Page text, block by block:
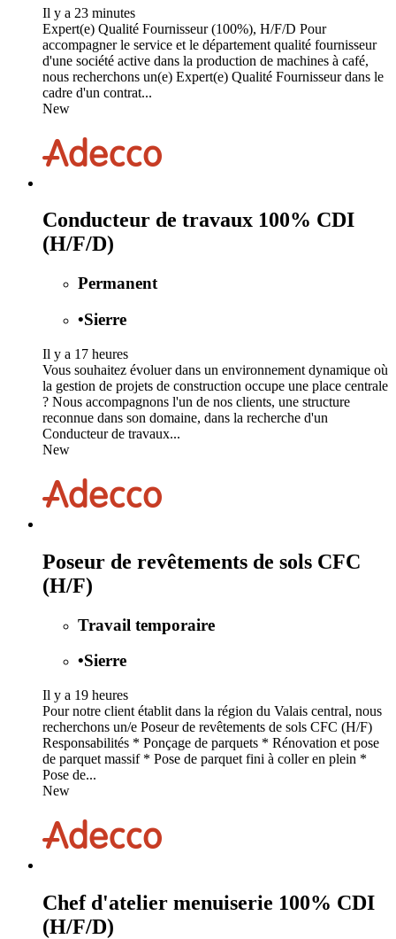
Il y a 23 minutes
Expert(e) Qualité Fournisseur (100%), H/F/D Pour
accompagner le service et le département qualité fournisseur
d'une société active dans la production de machines à café,
nous recherchons un(e) Expert(e) Qualité Fournisseur dans le
cadre d'un contrat...
New
Conducteur de travaux 100% CDI
(H/F/D)
Permanent
•Sierre
Il y a 17 heures
Vous souhaitez évoluer dans un environnement dynamique où
la gestion de projets de construction occupe une place centrale
? Nous accompagnons l'un de nos clients, une structure
reconnue dans son domaine, dans la recherche d'un
Conducteur de travaux...
New
Poseur de revêtements de sols CFC
(H/F)
Travail temporaire
•Sierre
Il y a 19 heures
Pour notre client établit dans la région du Valais central, nous
recherchons un/e Poseur de revêtements de sols CFC (H/F)
Responsabilités * Ponçage de parquets * Rénovation et pose
de parquet massif * Pose de parquet fini à coller en plein *
Pose de...
New
Chef d'atelier menuiserie 100% CDI
(H/F/D)